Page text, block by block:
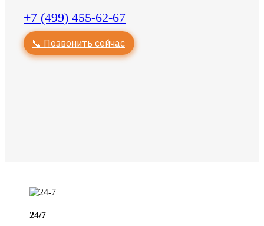
+7 (499) 455-62-67
📞 Позвонить сейчас
24/7